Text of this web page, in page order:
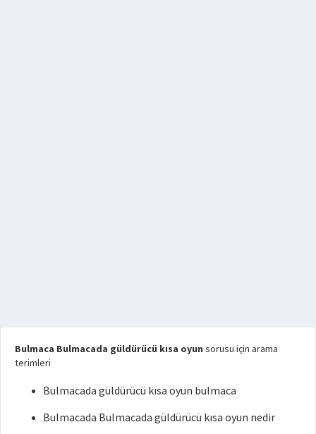
Bulmaca Bulmacada güldürücü kısa oyun sorusu için arama
terimleri
Bulmacada güldürücü kısa oyun bulmaca
Bulmacada Bulmacada güldürücü kısa oyun nedir